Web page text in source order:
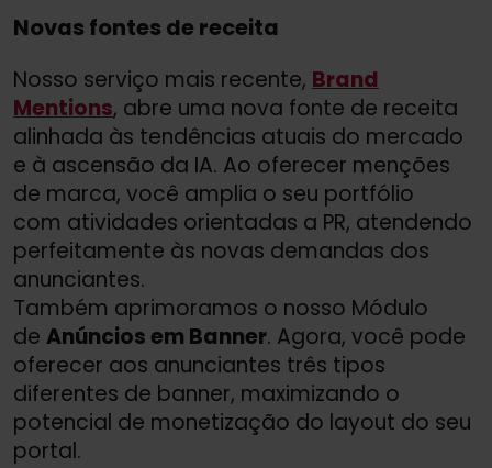
Novas fontes de receita
Nosso serviço mais recente, Brand
Mentions, abre uma nova fonte de receita
alinhada às tendências atuais do mercado
e à ascensão da IA. Ao oferecer menções
de marca, você amplia o seu portfólio
com atividades orientadas a PR, atendendo
perfeitamente às novas demandas dos
anunciantes.
Também aprimoramos o nosso Módulo
de Anúncios em Banner. Agora, você pode
oferecer aos anunciantes três tipos
diferentes de banner, maximizando o
potencial de monetização do layout do seu
portal.